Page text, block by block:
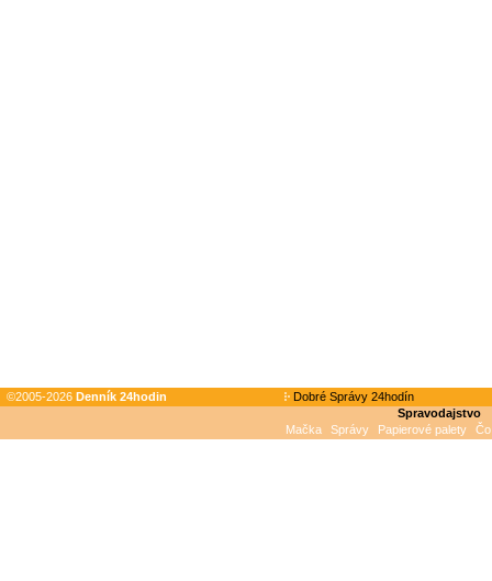
©2005-2026 Denník 24hodin
Dobré Správy 24hodín
Spravodajstvo
Mačka
Správy Papierové palety